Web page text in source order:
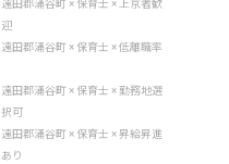
遠田郡涌谷町 × 保育士 × 上京者歓
迎
遠田郡涌谷町 × 保育士 × 低離職率
遠田郡涌谷町 × 保育士 × 勤務地選
択可
遠田郡涌谷町 × 保育士 × 昇給昇進
あり